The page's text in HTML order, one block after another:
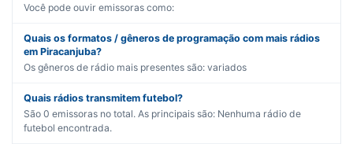
Você pode ouvir emissoras como:
Quais os formatos / gêneros de programação com mais rádios
em Piracanjuba?
Os gêneros de rádio mais presentes são: variados
Quais rádios transmitem futebol?
São 0 emissoras no total. As principais são: Nenhuma rádio de
futebol encontrada.